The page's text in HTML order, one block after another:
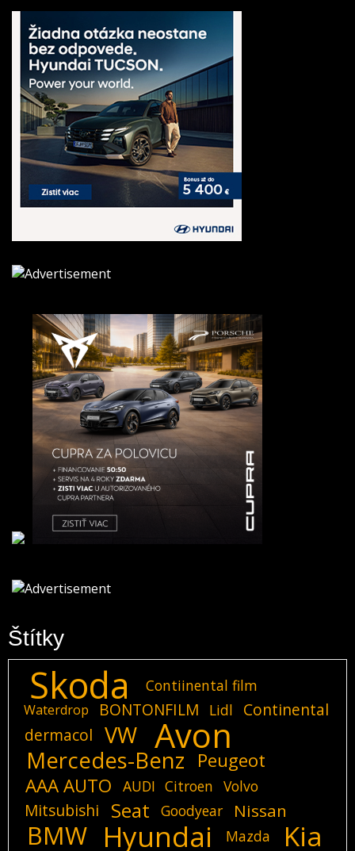
Štítky
Skoda Contiinental film
Waterdrop BONTONFILM Lidl
Continental
dermacol
VW Avon
Mercedes-Benz
Peugeot
AAA AUTO
AUDI Citroen Volvo
Mitsubishi Seat Goodyear Nissan
BMW Hyundai Mazda Kia